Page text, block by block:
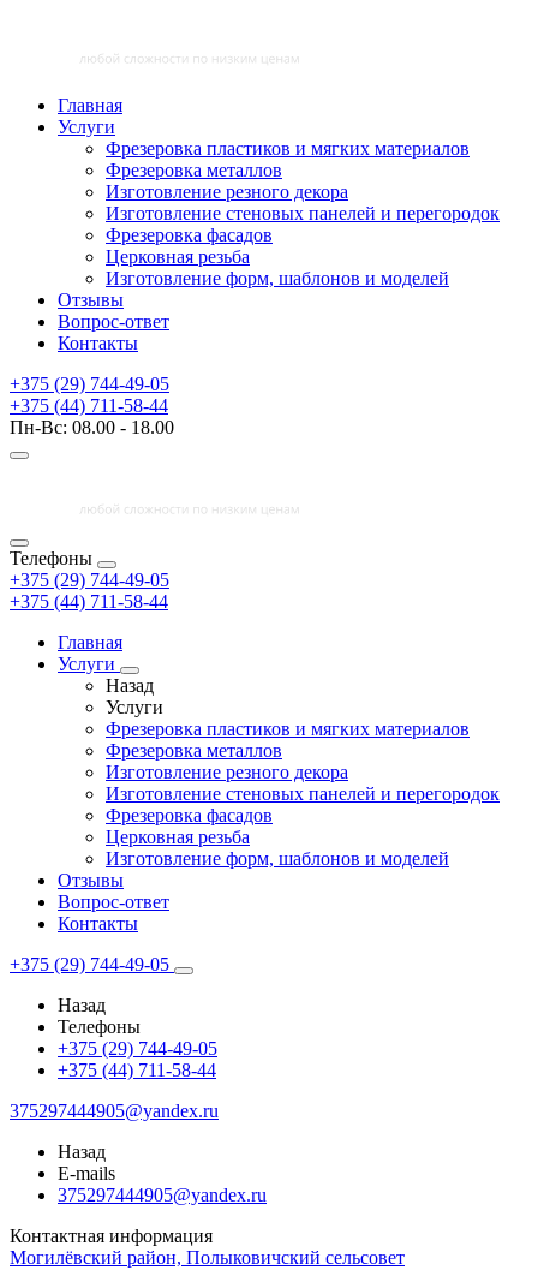
Главная
Услуги
Фрезеровка пластиков и мягких материалов
Фрезеровка металлов
Изготовление резного декора
Изготовление стеновых панелей и перегородок
Фрезеровка фасадов
Церковная резьба
Изготовление форм, шаблонов и моделей
Отзывы
Вопрос-ответ
Контакты
+375 (29) 744-49-05
+375 (44) 711-58-44
Пн-Вс: 08.00 - 18.00
Телефоны
+375 (29) 744-49-05
+375 (44) 711-58-44
Главная
Услуги
Назад
Услуги
Фрезеровка пластиков и мягких материалов
Фрезеровка металлов
Изготовление резного декора
Изготовление стеновых панелей и перегородок
Фрезеровка фасадов
Церковная резьба
Изготовление форм, шаблонов и моделей
Отзывы
Вопрос-ответ
Контакты
+375 (29) 744-49-05
Назад
Телефоны
+375 (29) 744-49-05
+375 (44) 711-58-44
375297444905@yandex.ru
Назад
E-mails
375297444905@yandex.ru
Контактная информация
Могилёвский район, Полыковичский сельсовет